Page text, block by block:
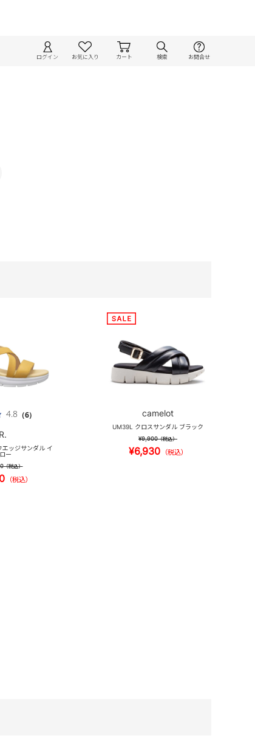
ログイン お気に入り カート 検索 お問合せ
4.8 （6）
R.
エッジサンダル イ
ー
（税込）
（税込）
camelot
UM39L クロスサンダル ブラック
¥9,900（税込）
¥6,930 （税込）